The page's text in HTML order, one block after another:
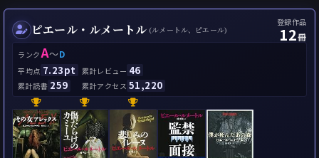
ピエール・ルメートル (ルメートル、ピエール)
登録作品
12冊
ランクA～D
平均点 7.23pt 累計レビュー 46
累計読書 259 累計アクセス 51,220